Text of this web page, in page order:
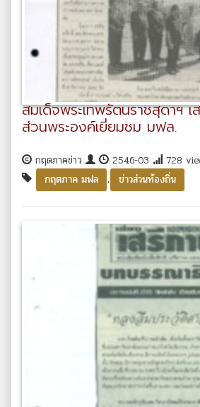
สมเด็จพระเทพรัตนราชสุดาฯ เ
ส่วนพระองค์เยี่ยมชม มฟล.
กฤตภาคข่าว 2546-03
728
กฤตภาค มฟล
, ข่าวส่วนท้องถิ่น